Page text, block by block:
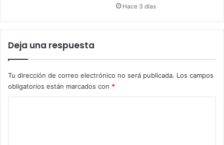
Hace 3 días
Deja una respuesta
Tu dirección de correo electrónico no será publicada. Los campos
obligatorios están marcados con *